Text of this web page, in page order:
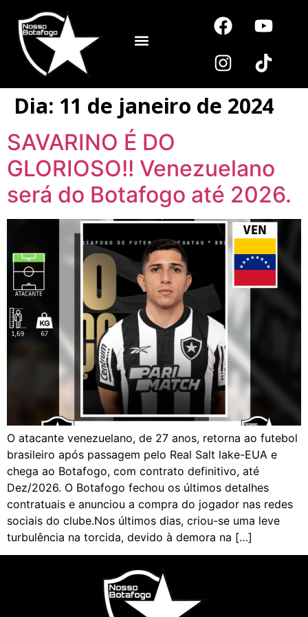
Dia: 11 de janeiro de 2024
SAVARINO É DO
GLORIOSO!! Venezuelano
será do Botafogo até 2026.
O atacante venezuelano, de 27 anos, retorna ao futebol
brasileiro após passagem pelo Real Salt lake-EUA e
chega ao Botafogo, com contrato definitivo, até
Dez/2026. O Botafogo fechou os últimos detalhes
contratuais e anunciou a compra do jogador nas redes
sociais do clube.Nos últimos dias, criou-se uma leve
turbulência na torcida, devido à demora na […]